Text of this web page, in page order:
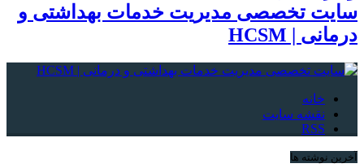
سایت تخصصی مدیریت خدمات بهداشتی و
درمانی | HCSM
خانه
نقشه سایت
RSS
آخرین نوشته ها